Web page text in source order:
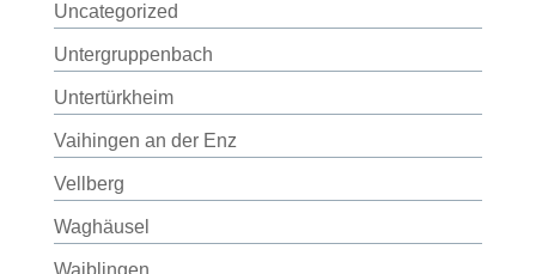
Uncategorized
Untergruppenbach
Untertürkheim
Vaihingen an der Enz
Vellberg
Waghäusel
Waiblingen